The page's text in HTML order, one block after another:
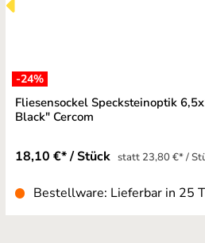
-24%
Fliesensockel Specksteinoptik
Black" Cercom
18,10 €* / Stück statt 23,80 €* /
Bestellware: Lieferbar in 25